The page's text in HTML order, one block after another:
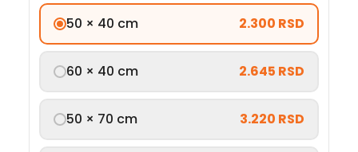
50 × 40 cm 2.300 RSD
60 × 40 cm 2.645 RSD
50 × 70 cm 3.220 RSD